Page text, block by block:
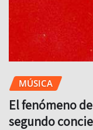
MÚSICA
El fenómeno
segundo